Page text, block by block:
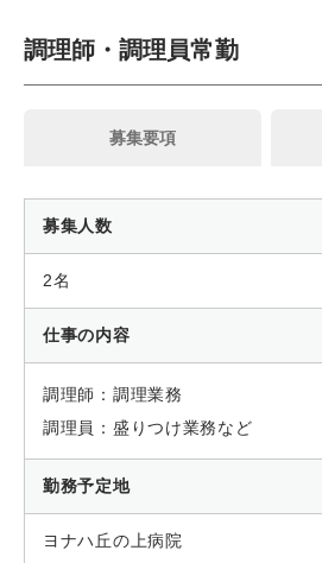
調理師・調理員常勤
募集要項
募集人数
2名
仕事の内容
調理師：調理業務
調理員：盛りつけ業務など
勤務予定地
ヨナハ丘の上病院